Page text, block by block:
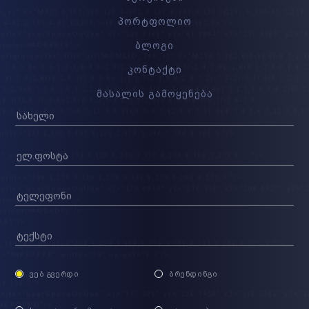
პორტფოლიო
ბლოგი
კონტაქტი
მასალის გამოყენება
ᲕᲔᲑ ᲒᲕᲔᲠᲓᲘ ᲑᲠᲔᲜᲓᲘᲜᲒᲘ